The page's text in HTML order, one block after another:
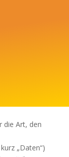
die Art, den
„Daten“)